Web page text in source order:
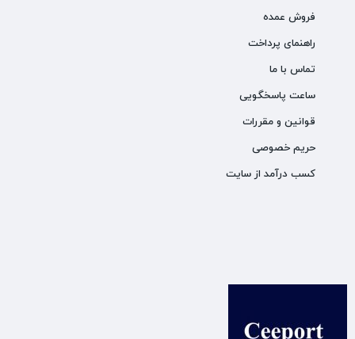
فروش عمده
راهنمای پرداخت
تماس با ما
ساعت پاسخگویی
قوانین و مقررات
حریم خصوصی
کسب درآمد از سایت